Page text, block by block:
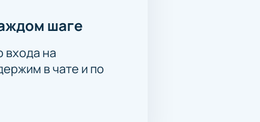
шаге
входа на
в чате и по